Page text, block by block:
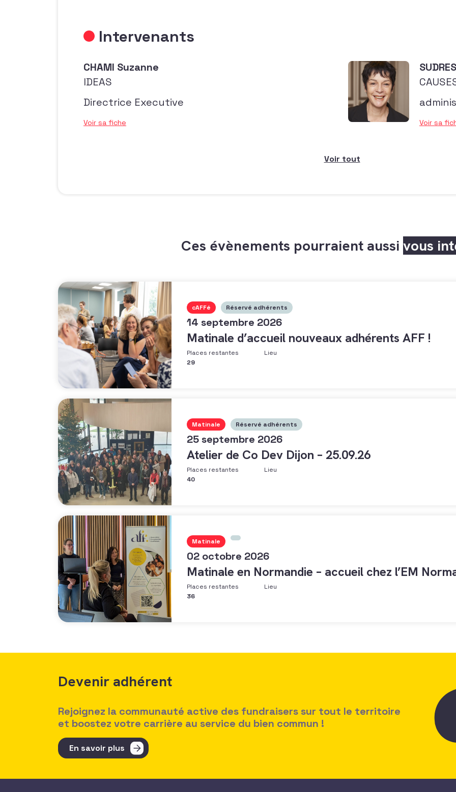
Intervenants
CHAMI Suzanne
IDEAS
Directrice Executive
Voir sa fiche Voir sa
Voir tout
Ces évènements pourraient aussi vous
cAFFé Réservé adhérents
14 septembre 2026
Matinale d’accueil nouveaux adhérents AFF !
Places restantes
29
Lieu
Matinale Réservé adhérents
25 septembre 2026
Atelier de Co Dev Dijon – 25.09.26
Places restantes
40
Lieu
Matinale
02 octobre 2026
Matinale en Normandie – accueil chez l’EM
Places restantes
36
Lieu
Devenir adhérent
Rejoignez la communauté active des fundraisers sur tout le territoire
et boostez votre carrière au service du bien commun !
En savoir plus